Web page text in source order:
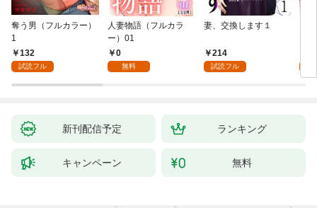
奪う男（フルカラー）
1
132
試読フル
人妻物語（フルカラ
ー）01
0
無料
妻、交換します１
214
試読フル
な
新刊配信予定 ランキング
キャンペーン 無料